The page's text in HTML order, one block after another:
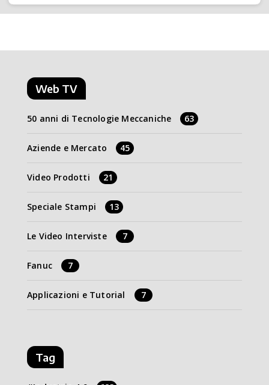
Web TV
50 anni di Tecnologie Meccaniche 63
Aziende e Mercato 45
Video Prodotti 21
Speciale Stampi 13
Le Video Interviste 7
Fanuc 7
Applicazioni e Tutorial 7
Tag